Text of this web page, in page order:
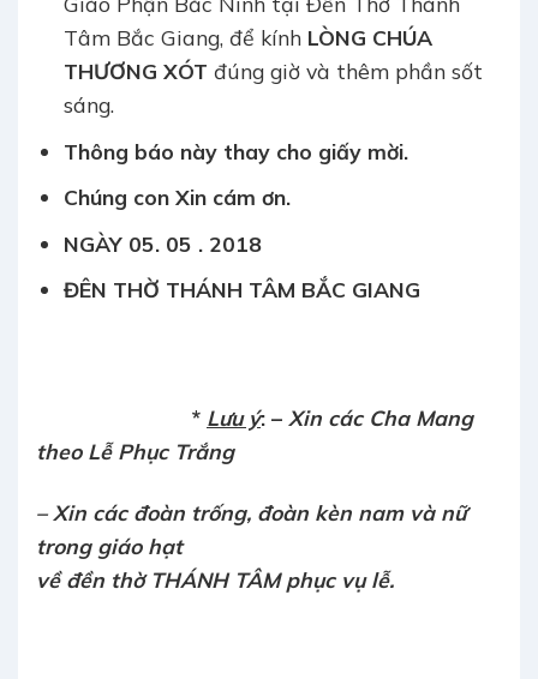
Tâm Bắc Giang, để kính LÒNG CHÚA
THƯƠNG XÓT đúng giờ và thêm phần sốt
sáng.
Thông báo này thay cho giấy mời.
Chúng con Xin cám ơn.
NGÀY 05. 05 . 2018
ĐÊN THỜ THÁNH TÂM BẮC GIANG
* Lưu ý: – Xin các Cha Mang
theo Lễ Phục Trắng
– Xin các đoàn trống, đoàn kèn nam và nữ
trong giáo hạt
về đền thờ THÁNH TÂM phục vụ lễ.